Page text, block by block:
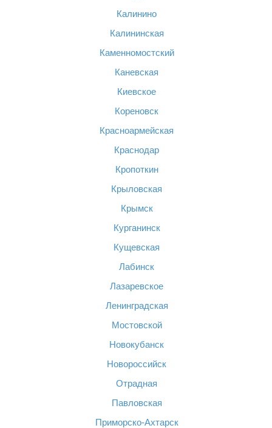
Калинино
Калининская
Каменномостский
Каневская
Киевское
Кореновск
Красноармейская
Краснодар
Кропоткин
Крыловская
Крымск
Курганинск
Кущевская
Лабинск
Лазаревское
Ленинградская
Мостовской
Новокубанск
Новороссийск
Отрадная
Павловская
Приморско-Ахтарск